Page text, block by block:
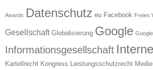
Awards Datenschutz eu Facebook Freies
Gesellschaft Globalisierung Google
Informationsgesellschaft
Kartellrecht Kongress Leistungsschutzrecht